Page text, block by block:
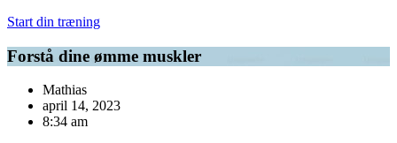
Start din træning
Forstå dine ømme muskler
Mathias
april 14, 2023
8:34 am